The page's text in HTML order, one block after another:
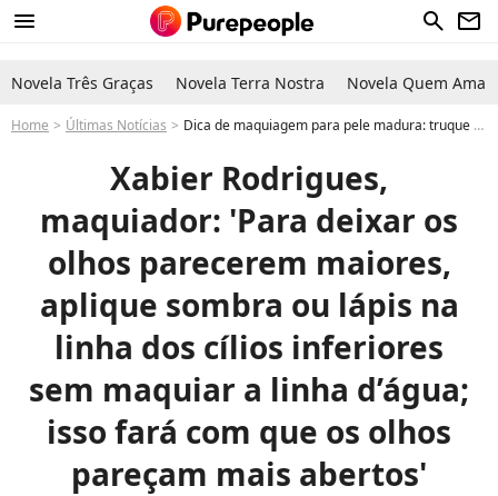
menu search newsletter
Novela Três Graças Novela Terra Nostra Novela Quem Ama
Home Últimas Notícias Dica de maquiagem para pele madura: truque de maquiador especialista com lápis de olho faz os olhos parecerem maiores
Xabier Rodrigues,
maquiador: 'Para deixar os
olhos parecerem maiores,
aplique sombra ou lápis na
linha dos cílios inferiores
sem maquiar a linha d’água;
isso fará com que os olhos
pareçam mais abertos'